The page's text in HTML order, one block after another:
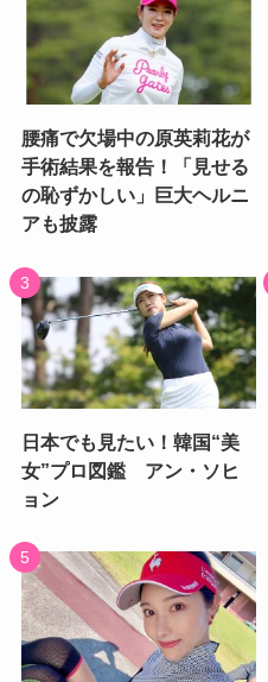
腰痛で欠場中の原英莉花が
手術結果を報告！「見せる
の恥ずかしい」巨大ヘルニ
アも披露
日本でも見たい！韓国“美
女”プロ図鑑 アン・ソヒ
ョン